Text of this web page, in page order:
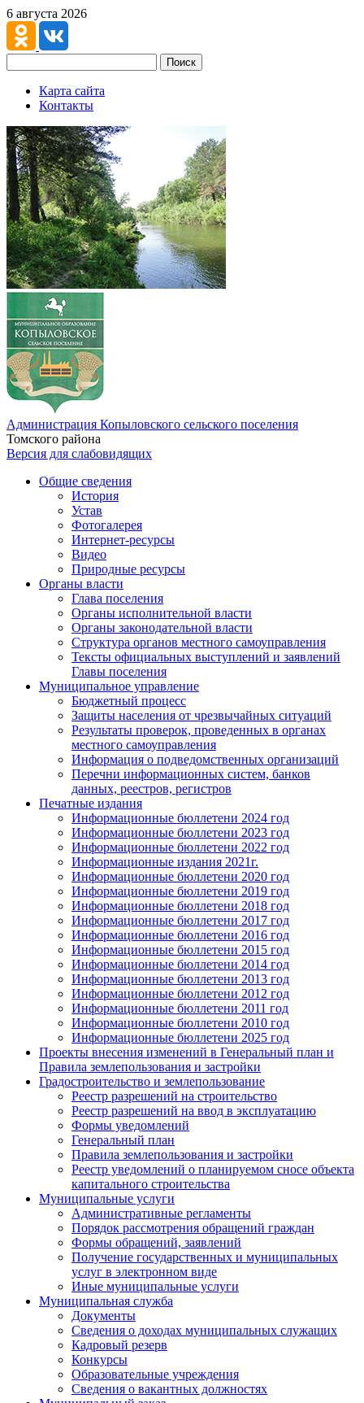
6 августа 2026
Поиск
Карта сайта
Контакты
Администрация Копыловского сельского поселения
Томского района
Версия для слабовидящих
Общие сведения
История
Устав
Фотогалерея
Интернет-ресурсы
Видео
Природные ресурсы
Органы власти
Глава поселения
Органы исполнительной власти
Органы законодательной власти
Структура органов местного самоуправления
Тексты официальных выступлений и заявлений
Главы поселения
Муниципальное управление
Бюджетный процесс
Защиты населения от чрезвычайных ситуаций
Результаты проверок, проведенных в органах
местного самоуправления
Информация о подведомственных организаций
Перечни информационных систем, банков
данных, реестров, регистров
Печатные издания
Информационные бюллетени 2024 год
Информационные бюллетени 2023 год
Информационные бюллетени 2022 год
Информационные издания 2021г.
Информационные бюллетени 2020 год
Информационные бюллетени 2019 год
Информационные бюллетени 2018 год
Информационные бюллетени 2017 год
Информационные бюллетени 2016 год
Информационные бюллетени 2015 год
Информационные бюллетени 2014 год
Информационные бюллетени 2013 год
Информационные бюллетени 2012 год
Информационные бюллетени 2011 год
Информационные бюллетени 2010 год
Информационные бюллетени 2025 год
Проекты внесения изменений в Генеральный план и
Правила землепользования и застройки
Градостроительство и землепользование
Реестр разрешений на строительство
Реестр разрешений на ввод в эксплуатацию
Формы уведомлений
Генеральный план
Правила землепользования и застройки
Реестр уведомлений о планируемом сносе объекта
капитального строительства
Муниципальные услуги
Административные регламенты
Порядок рассмотрения обращений граждан
Формы обращений, заявлений
Получение государственных и муниципальных
услуг в электронном виде
Иные муниципальные услуги
Муниципальная служба
Документы
Сведения о доходах муниципальных служащих
Кадровый резерв
Конкурсы
Образовательные учреждения
Сведения о вакантных должностях